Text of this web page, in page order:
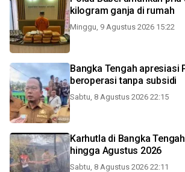
kilogram ganja di rumah
Minggu, 9 Agustus 2026 15:22
Bangka Tengah apresiasi
beroperasi tanpa subsidi
Sabtu, 8 Agustus 2026 22:15
Karhutla di Bangka
hingga Agustus 2026
Sabtu, 8 Agustus 2026 22:11